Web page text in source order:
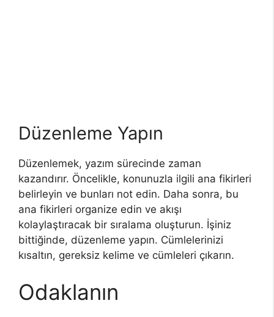
Düzenleme Yapın
Düzenlemek, yazım sürecinde zaman
kazandırır. Öncelikle, konunuzla ilgili ana fikirleri
belirleyin ve bunları not edin. Daha sonra, bu
ana fikirleri organize edin ve akışı
kolaylaştıracak bir sıralama oluşturun. İşiniz
bittiğinde, düzenleme yapın. Cümlelerinizi
kısaltın, gereksiz kelime ve cümleleri çıkarın.
Odaklanın